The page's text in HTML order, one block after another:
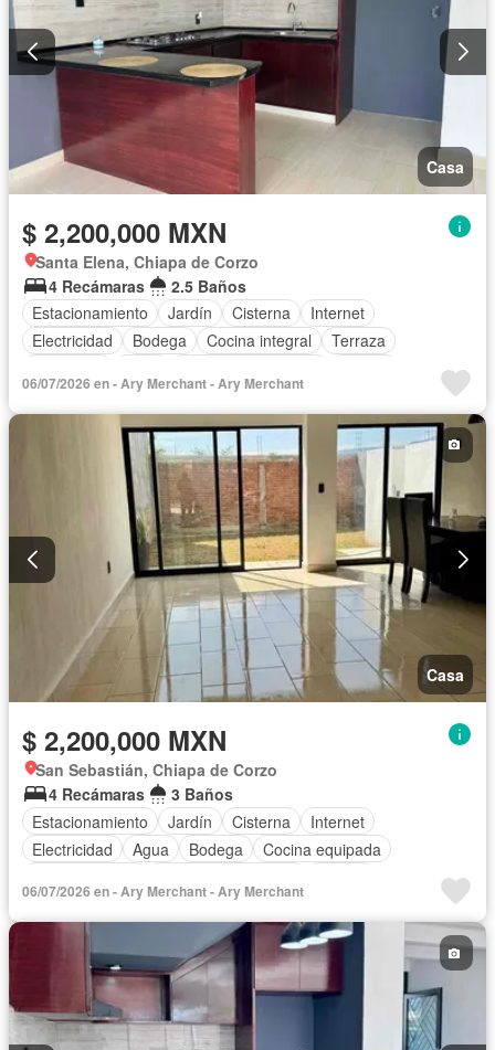
Casa
$ 2,200,000 MXN
Santa Elena, Chiapa de Corzo
4 Recámaras
2.5 Baños
Estacionamiento
Jardín Cisterna
Internet
Electricidad
Bodega Cocina integral
Terraza
Recámara con closet
Wifi
Cocina equipada
Permite mascotas
Permite niños Solo familias
06/07/2026 en - Ary Merchant - Ary Merchant
Casa
$ 2,200,000 MXN
San Sebastián, Chiapa de Corzo
4 Recámaras
3 Baños
Estacionamiento
Jardín Cisterna
Internet
Electricidad
Agua Bodega
Cocina equipada
Recámara con closet
Caseta de vigilancia
Permite mascotas
Permite niños Solo familias
06/07/2026 en - Ary Merchant - Ary Merchant